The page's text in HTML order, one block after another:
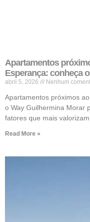
Apartamentos
Esperança: conheça
abril 5, 2026 Nenhum
Apartamentos próximos
o Way Guilhermina Morar
fatores que mais
Read More »